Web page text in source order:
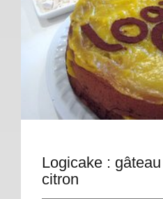
Logicake :
citron